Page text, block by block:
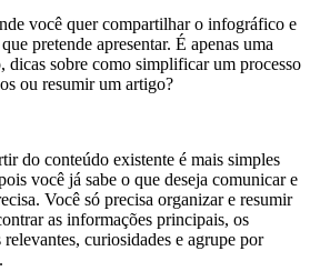
você quer compartilhar o infográfico e
pretende apresentar. É apenas uma
dicas sobre como simplificar um processo
ou resumir um artigo?
do conteúdo existente é mais simples
você já sabe o que deseja comunicar e
Você só precisa organizar e resumir
as informações principais, os
curiosidades e agrupe por